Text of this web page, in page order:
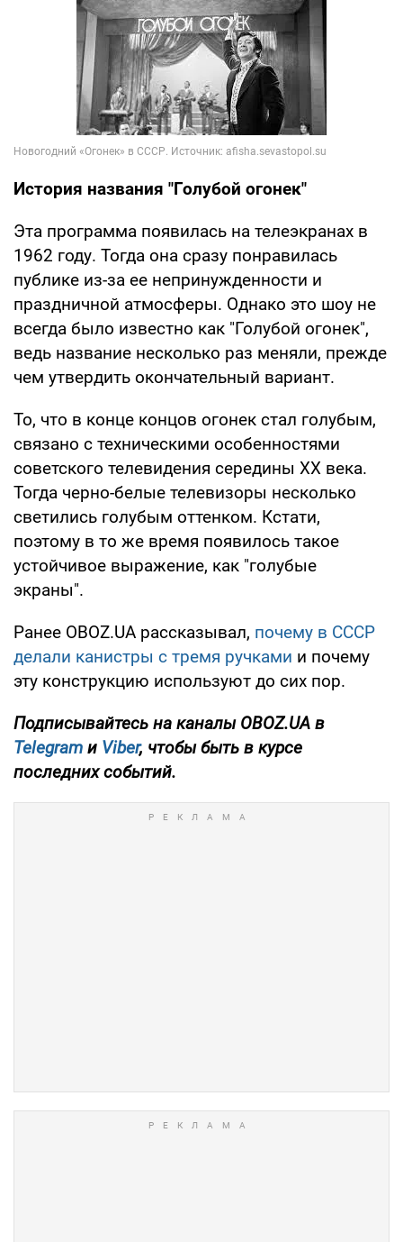
История названия "Голубой огонек"
Эта программа появилась на телеэкранах в
1962 году. Тогда она сразу понравилась
публике из-за ее непринужденности и
праздничной атмосферы. Однако это шоу не
всегда было известно как "Голубой огонек",
ведь название несколько раз меняли, прежде
чем утвердить окончательный вариант.
То, что в конце концов огонек стал голубым,
связано с техническими особенностями
советского телевидения середины ХХ века.
Тогда черно-белые телевизоры несколько
светились голубым оттенком. Кстати,
поэтому в то же время появилось такое
устойчивое выражение, как "голубые
экраны".
Ранее OBOZ.UA рассказывал, почему в СССР
делали канистры с тремя ручками и почему
эту конструкцию используют до сих пор.
Подписывайтесь на каналы OBOZ.UA в
Telegram и Viber, чтобы быть в курсе
последних событий.